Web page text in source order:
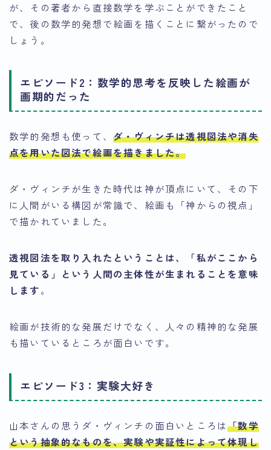
が、その著者から直接数学を学ぶことができたこと
で、後の数学的発想で絵画を描くことに繋がったので
しょう。
エピソード2：数学的思考を反映した絵画が
画期的だった
数学的発想も使って、 ダ・ヴィンチは透視図法や消失
点を用いた図法で絵画を描きました。
ダ・ヴィンチが生きた時代は神が頂点にいて、その下
に人間がいる構図が常識で、絵画も「神からの視点」
で描かれていました。
透視図法を取り入れたということは、「私がここから
見ている」という人間の主体性が生まれることを意味
します。
絵画が技術的な発展だけでなく、人々の精神的な発展
も描いているところが面白いです。
エピソード3：実験大好き
山本さんの思うダ・ヴィンチの面白いところは「数学
という抽象的なものを、実験や実証性によって体現し